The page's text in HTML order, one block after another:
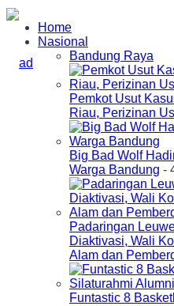
Home
Nasional
Bandung Raya
Pemkot Usut
Riau, Perizinan
Big Bad Wolf
Warga Bandung -
Padaringan
Diaktivasi, Wali
Alam dan
Funtastic 8